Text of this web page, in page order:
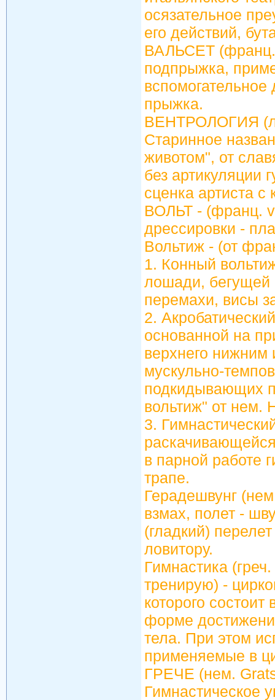
осязательное
его действий,
ВАЛЬСЕТ (франц.
подпрыжка,
прыжка.
ВЕНТРОЛОГИЯ
Старинное
животом", от
без артикуляции
сценка артиста с
ВОЛЬТ - (франц.
дрессировки -
Вольтиж - (от
1. Конный
лошади, бегущей
перемахи, висы
2.
основанной на
верхнего
мускульно-
подкидывающих
вольтиж" от нем.
3.
в парной работе
трапе.
Герадешвунг
взмах, полет -
(гладкий)
ловитору.
Гимнастика
тренирую) -
которого
форме
тела. При этом
применяемые в
ГРЕЧЕ (нем.
Гимнастическое